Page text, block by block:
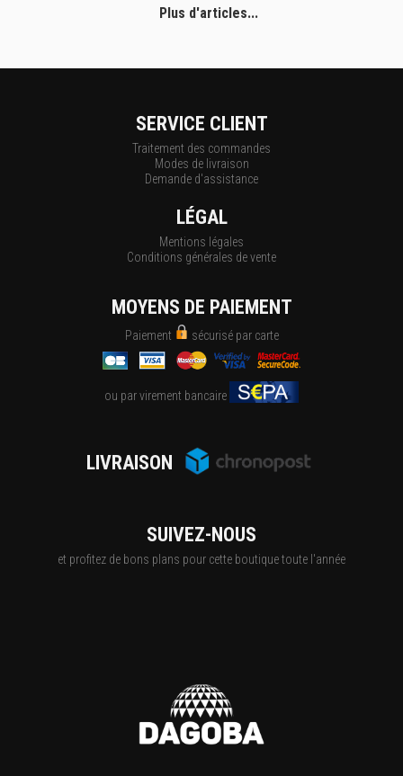
Plus d'articles...
SERVICE CLIENT
Traitement des commandes
Modes de livraison
Demande d'assistance
LÉGAL
Mentions légales
Conditions générales de vente
MOYENS DE PAIEMENT
Paiement sécurisé par carte
ou par virement bancaire
LIVRAISON
SUIVEZ-NOUS
et profitez de bons plans pour cette boutique toute l'année